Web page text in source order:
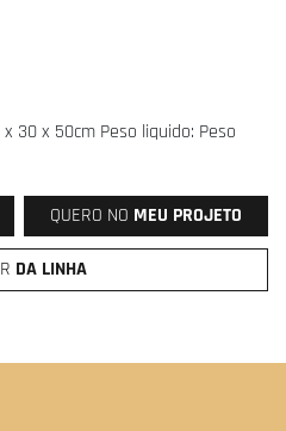
30 x 50cm Peso liquido: Peso
QUERO NO MEU PROJETO
DA LINHA